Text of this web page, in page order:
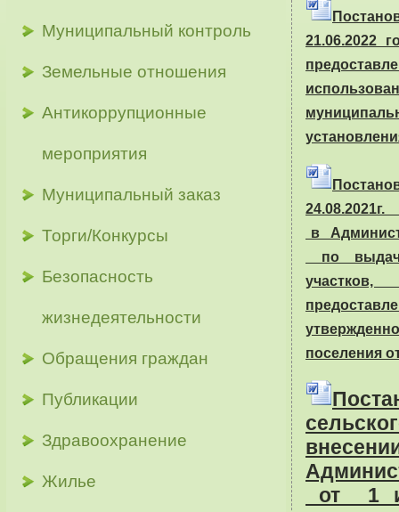
Муниципальный контроль
Земельные отношения
Антикоррупционные
мероприятия
Муниципальный заказ
Торги/Конкурсы
Безопасность
жизнедеятельности
Обращения граждан
Публикации
Здравоохранение
Жилье
21.06.2022
в
по
поселения
от 1